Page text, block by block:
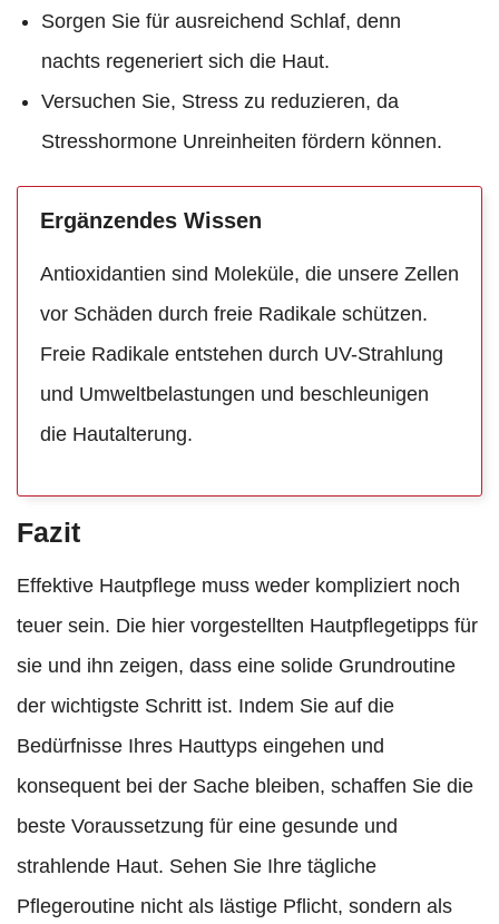
Sorgen Sie für ausreichend Schlaf, denn
nachts regeneriert sich die Haut.
Versuchen Sie, Stress zu reduzieren, da
Stresshormone Unreinheiten fördern können.
Ergänzendes Wissen
Antioxidantien sind Moleküle, die unsere Zellen
vor Schäden durch freie Radikale schützen.
Freie Radikale entstehen durch UV-Strahlung
und Umweltbelastungen und beschleunigen
die Hautalterung.
Fazit
Effektive Hautpflege muss weder kompliziert noch
teuer sein. Die hier vorgestellten Hautpflegetipps für
sie und ihn zeigen, dass eine solide Grundroutine
der wichtigste Schritt ist. Indem Sie auf die
Bedürfnisse Ihres Hauttyps eingehen und
konsequent bei der Sache bleiben, schaffen Sie die
beste Voraussetzung für eine gesunde und
strahlende Haut. Sehen Sie Ihre tägliche
Pflegeroutine nicht als lästige Pflicht, sondern als